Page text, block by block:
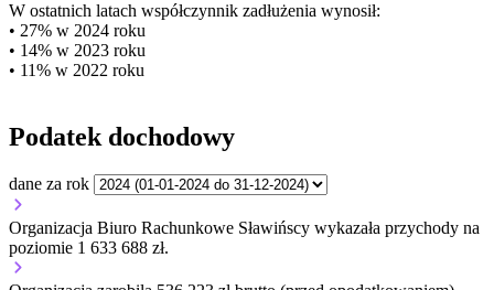
W ostatnich latach współczynnik zadłużenia wynosił:
• 27% w 2024 roku
• 14% w 2023 roku
• 11% w 2022 roku
Podatek dochodowy
dane za rok
Organizacja Biuro Rachunkowe Sławińscy wykazała przychody na
poziomie 1 633 688 zł.